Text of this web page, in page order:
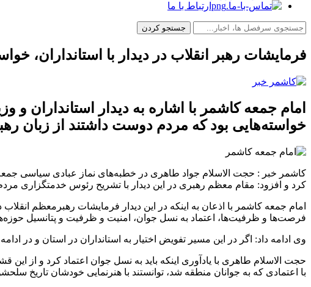
ارتباط با ما
فرمایشات رهبر انقلاب در دیدار با استانداران،
امام جمعه کاشمر با اشاره به دیدار
خواسته‌هایی بود که مردم دوست داشتند از زبان
کاشمر خبر : حجت الاسلام جواد طاهری در خطبه‌های نماز عبادی سیاسی جمعه
کرد و افزود: مقام معظم رهبری در این دیدار با تشریح رئوس خدمتگزاری
امام جمعه کاشمر با اذعان به اینکه در این دیدار فرمایشات رهبرمعظم
فرصت‌ها و ظرفیت‌ها، اعتماد به نسل جوان، امنیت و ظرفیت‌ و پتانسیل‌
وی ادامه داد: اگر در این مسیر تفویض اختیار به استانداران در استان و در
حجت الاسلام طاهری با یادآوری اینکه باید به نسل جوان اعتماد کرد و از
با اعتمادی که به جوانان منطقه شد، توانستند با هنرنمایی خودشان تاریخ